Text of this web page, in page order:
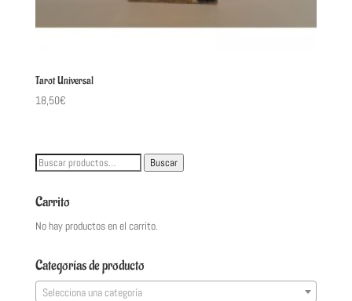
Tarot Universal
18,50€
Buscar
Buscar
Carrito
No hay productos en el carrito.
Categorías de producto
Selecciona una categoría